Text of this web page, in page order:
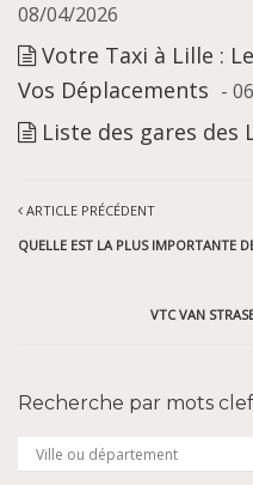
08/04/2026
Votre Taxi à Lille :
Vos Déplacements -
Liste des gares des
ARTICLE PRÉCÉDENT
QUELLE EST LA PLUS IMPORTANTE
VTC VAN
Recherche par mots